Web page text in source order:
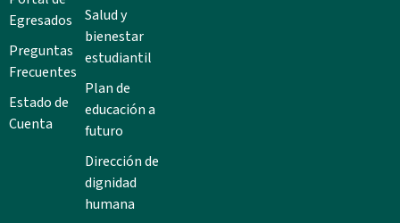
Egresados
Preguntas
Frecuentes
Estado de
Cuenta
Salud y
bienestar
estudiantil
Plan de
educación a
futuro
Dirección de
dignidad
humana